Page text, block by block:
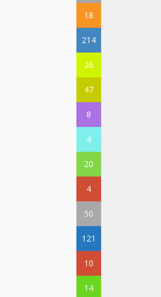
18
214
26
47
8
4
20
4
50
121
10
14